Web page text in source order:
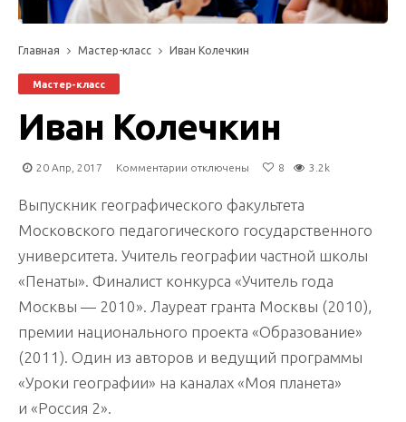
Главная Мастер-класс Иван Колечкин
Мастер-класс
Иван Колечкин
20 Апр, 2017 Комментарии к
Иван
отключены 8 3.2k
Выпускник географического факультета
Московского педагогического государственного
университета. Учитель географии частной школы
«Пенаты». Финалист конкурса «Учитель года
Москвы — 2010». Лауреат гранта Москвы (2010),
премии национального проекта «Образование»
(2011). Один из авторов и ведущий программы
«Уроки географии» на каналах «Моя планета»
и «Россия 2».